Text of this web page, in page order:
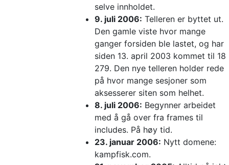
selve innholdet.
9. juli 2006: Telleren er byttet ut.
Den gamle viste hvor mange
ganger forsiden ble lastet, og har
siden 13. april 2003 kommet til 18
279. Den nye telleren holder rede
på hvor mange sesjoner som
aksesserer siten som helhet.
8. juli 2006: Begynner arbeidet
med å gå over fra frames til
includes. På høy tid.
23. januar 2006: Nytt domene:
kampfisk.com.